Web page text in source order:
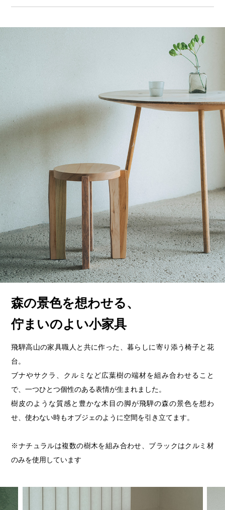
森の景色を想わせる、
佇まいのよい小家具
飛騨高山の家具職人と共に作った、暮らしに寄り添う椅子と花
台。
ブナやサクラ、クルミなど広葉樹の端材を組み合わせること
で、一つひとつ個性のある表情が生まれました。
樹皮のような質感と豊かな木目の脚が飛騨の森の景色を想わ
せ、使わない時もオブジェのように空間を引き立てます。
※ナチュラルは複数の樹木を組み合わせ、ブラックはクルミ材
のみを使用しています